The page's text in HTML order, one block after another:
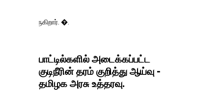
�.
பாட்டில்களில் அடைக்கப்பட்ட
குடிநீரின் தரம் குறித்து ஆய்வு -
தமிழக அரசு உத்தரவு.